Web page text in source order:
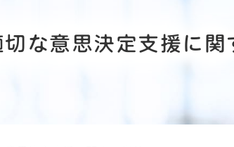
な意思決定支援に関